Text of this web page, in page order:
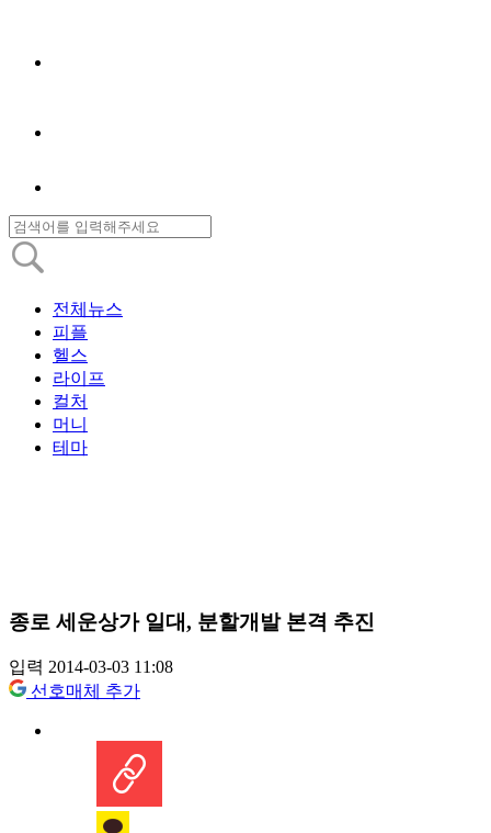
전체뉴스
피플
헬스
라이프
컬처
머니
테마
종로 세운상가 일대, 분할개발 본격 추진
입력 2014-03-03 11:08
선호매체 추가